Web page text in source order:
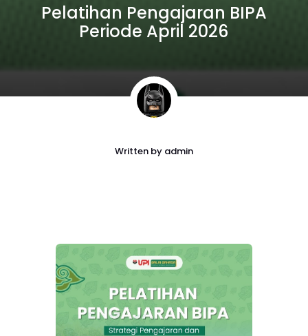
Pelatihan Pengajaran BIPA
Periode April 2026
Written by admin